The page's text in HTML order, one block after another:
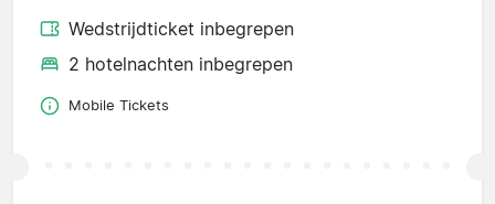
Wedstrijdticket inbegrepen
2 hotelnachten inbegrepen
Mobile Tickets